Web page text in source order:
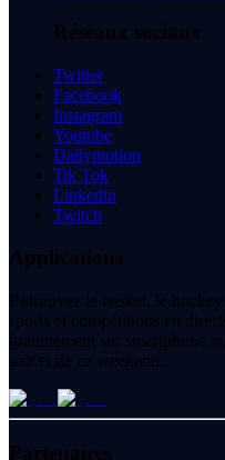
Réseaux sociaux
Twitter
Facebook
Instagram
Youtube
Dailymotion
Tik Tok
Linkedin
Twitch
Applications
Retrouvez le basket, le
sports et compétitions en
gratuitement sur smartphone
soir et de ce weekend.
Partenaires